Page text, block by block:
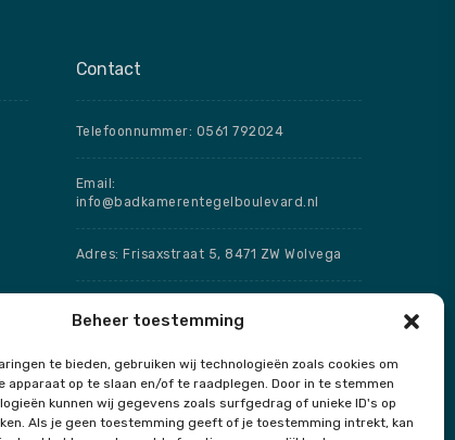
Beheer toestemming
te bieden, gebruiken wij technologieën zoals cookies om
apparaat op te slaan en/of te raadplegen. Door in te stemmen
kunnen wij gegevens zoals surfgedrag of unieke ID's op
Als je geen toestemming geeft of je toestemming intrekt, kan
Contact
Telefoonnummer: 0561 792024
Email:
info@badkamerentegelboulevard.nl
Adres: Frisaxstraat 5, 8471 ZW Wolvega
Speciale openingstijden